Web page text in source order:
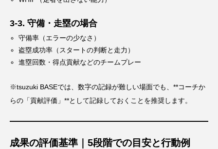
3-3. 守備・走塁の場合
守備率（エラーの少なさ）
盗塁成功率（スタートの判断と走力）
進塁回数・得点貢献などのチームプレー
※tsuzuki BASEでは、数字の記録が難しい場面でも、**コーチか
らの「貢献評価」**として記録しておくことを推奨します。
成果の評価基準｜5段階での目安と行動例